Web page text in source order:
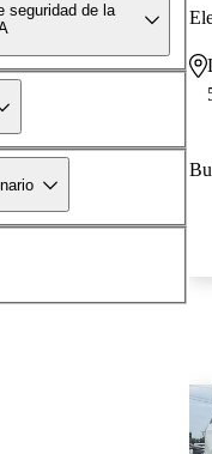
seguridad de la